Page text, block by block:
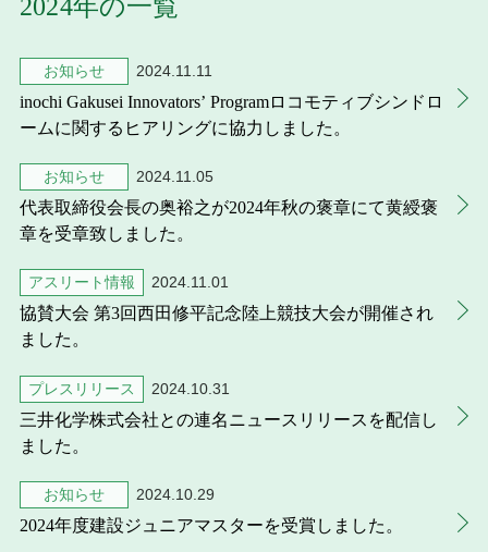
お取引先の皆様へ
プライバシーポリシー
ソーシャルメディアポリシー
文字の見えづらさや操作にお困りの方へ
2024年の一覧
2024.11.11
お知らせ
inochi Gakusei Innovators’ Programロコモティブシンドロ
ームに関するヒアリングに協力しました。
2024.11.05
お知らせ
代表取締役会長の奥裕之が2024年秋の褒章にて黄綬褒
章を受章致しました。
2024.11.01
アスリート情報
協賛大会 第3回西田修平記念陸上競技大会が開催され
ました。
2024.10.31
プレスリリース
三井化学株式会社との連名ニュースリリースを配信し
ました。
2024.10.29
お知らせ
2024年度建設ジュニアマスターを受賞しました。